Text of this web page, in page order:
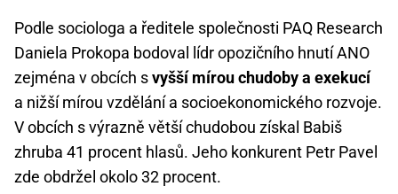
Podle sociologa a ředitele společnosti PAQ Research
Daniela Prokopa bodoval lídr opozičního hnutí ANO
zejména v obcích svyšší mírou chudoby a exekucí
a nižší mírou vzdělání a socioekonomického rozvoje.
V obcích s výrazně větší chudobou získal Babiš
zhruba 41 procent hlasů. Jeho konkurent Petr Pavel
zde obdržel okolo 32 procent.